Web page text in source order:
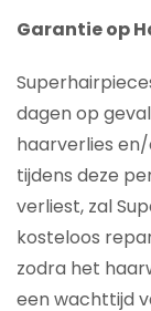
Garantie op
dagen op
haarverlies
tijdens deze
verliest, zal
kosteloos
zodra het
een wachttijd